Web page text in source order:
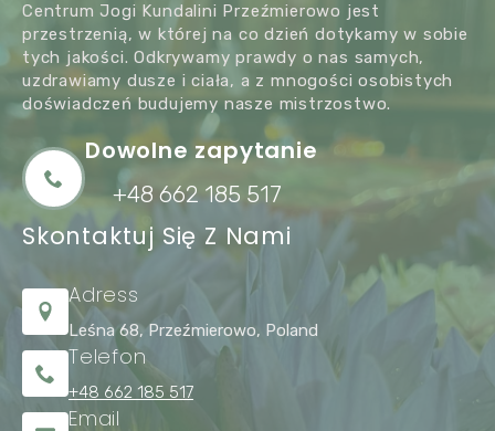
Centrum Jogi Kundalini Przeźmierowo jest
przestrzenią, w której na co dzień dotykamy w sobie
tych jakości. Odkrywamy prawdy o nas samych,
uzdrawiamy dusze i ciała, a z mnogości osobistych
doświadczeń budujemy nasze mistrzostwo.
Dowolne zapytanie
+48 662 185 517
Skontaktuj Się Z Nami
Adress
Leśna 68, Przeźmierowo, Poland
Telefon
+48 662 185 517
Email